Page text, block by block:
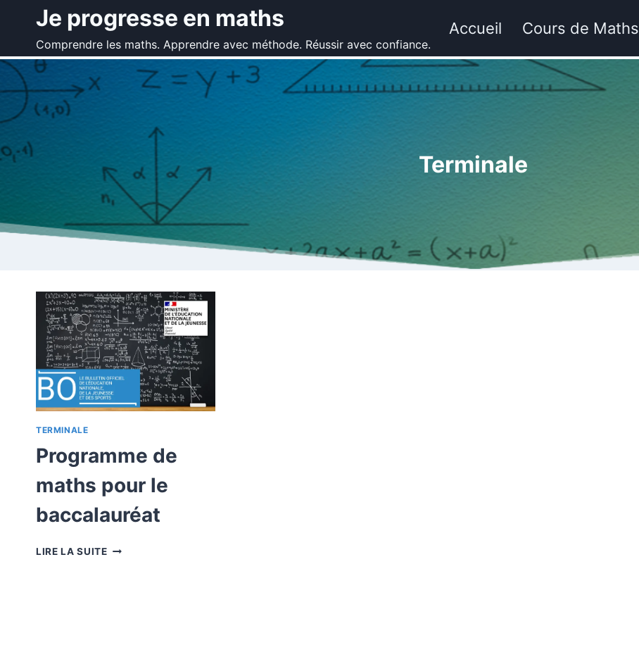
contenu
Je progresse en maths
Comprendre les maths. Apprendre avec méthode. Réussir avec confiance.
Accueil Cours de Maths
Terminale
TERMINALE
Programme de
maths pour le
baccalauréat
LIRE LA SUITEPROGRAMME